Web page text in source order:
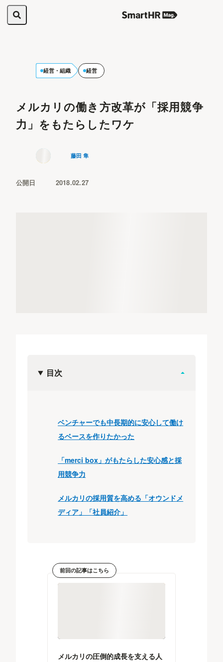
経営・組織 経営
メルカリの働き方改革が「採用競争
力」をもたらしたワケ
藤田 隼
公開日 2018.02.27
目次
ベンチャーでも中長期的に安心して働け
るベースを作りたかった
「merci box」がもたらした安心感と採
用競争力
メルカリの採用質を高める「オウンドメ
ディア」「社員紹介」
前回の記事はこちら
メルカリの圧倒的成長を支える人